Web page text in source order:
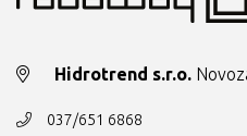
Hidrotrend s.r.o.
037/651 6868